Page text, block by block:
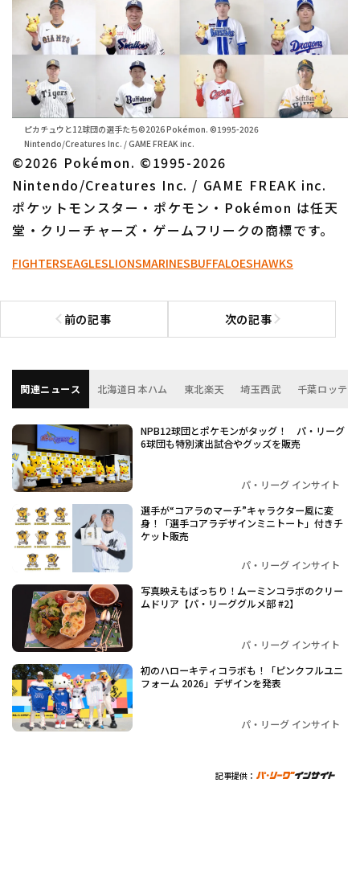
ピカチュウと12球団の選手たち©2026 Pokémon. ©1995-2026
Nintendo/Creatures Inc. / GAME FREAK inc.
©2026 Pokémon. ©1995-2026
Nintendo/Creatures Inc. / GAME FREAK inc.
ポケットモンスター・ポケモン・Pokémon は任天
堂・クリーチャーズ・ゲームフリークの商標です。
FIGHTERSEAGLESLIONSMARINESBUFFALOESHAWKS
前の記事
前の記事へ 次の記事次の記事へ
関連ニュース 北海道日本ハム 東北楽天 埼玉西武 千葉ロッテ
NPB12球団とポケモンがタッグ！ パ・リーグ
6球団も特別演出試合やグッズを販売
パ・リーグ インサイト
選手が“コアラのマーチ”キャラクター風に変
身！「選手コアラデザインミニトート」付きチ
ケット販売
パ・リーグ インサイト
写真映えもばっちり！ムーミンコラボのクリー
ムドリア【パ・リーググルメ部 #2】
パ・リーグ インサイト
初のハローキティコラボも！「ピンクフルユニ
フォーム 2026」デザインを発表
パ・リーグ インサイト
記事提供：